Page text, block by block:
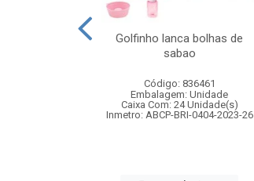
Golfinho lanca bolhas de
sabao
Código: 836461
Embalagem: Unidade
Caixa Com: 24 Unidade(s)
Inmetro: ABCP-BRI-0404-2023-26